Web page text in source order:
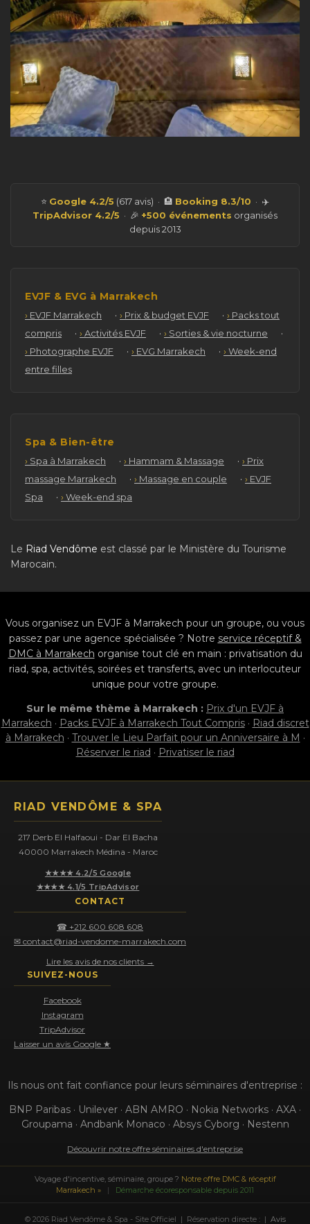
⭐ Google 4.2/5 (617 avis) · 🏨 Booking 8.3/10 · ✈️
TripAdvisor 4.2/5 · 🎉 +500 événements organisés
depuis 2013
EVJF & EVG à Marrakech
EVJF Marrakech · Prix & budget EVJF ·
Packs tout
compris
· Activités EVJF · Sorties & vie nocturne ·
Photographe EVJF · EVG Marrakech ·
Week-end
entre filles
Spa & Bien-être
Spa à Marrakech · Hammam & Massage ·
Prix
massage Marrakech
· Massage en couple ·
EVJF
Spa
· Week-end spa
Le Riad Vendôme est classé par le Ministère du Tourisme
Marocain.
Vous organisez un EVJF à Marrakech pour un groupe, ou vous
passez par une agence spécialisée ? Notre service réceptif &
DMC à Marrakech organise tout clé en main : privatisation du
riad, spa, activités, soirées et transferts, avec un interlocuteur
unique pour votre groupe.
Sur le même thème à Marrakech : Prix d'un EVJF à
Marrakech · Packs EVJF à Marrakech Tout Compris· Riad discret
à Marrakech · Trouver le Lieu Parfait pour un Anniversaire à M ·
Réserver le riad · Privatiser le riad
RIAD VENDÔME & SPA
217 Derb El Halfaoui - Dar El Bacha
40000 Marrakech Médina - Maroc
★★★★ 4.2/5 Google
★★★★ 4.1/5 TripAdvisor
CONTACT
☎ +212 600 608 608
✉ contact@riad-vendome-marrakech.com
Lire les avis de nos clients →
SUIVEZ-NOUS
Facebook
Instagram
TripAdvisor
Laisser un avis Google ★
Ils nous ont fait confiance pour leurs séminaires d'entreprise :
BNP Paribas · Unilever · ABN AMRO · Nokia Networks · AXA ·
Groupama · Andbank Monaco · Absys Cyborg · Nestenn
Découvrir notre offre séminaires d'entreprise
Voyage d'incentive, séminaire, groupe ? Notre offre DMC & réceptif
Marrakech »
| Démarche écoresponsable depuis 2011
© 2026 Riad Vendôme & Spa - Site Officiel | Réservation directe : | Avis